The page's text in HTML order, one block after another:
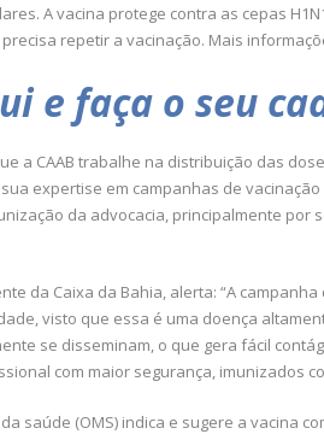
A vacina protege contra as cepas
repetir a vacinação. Mais
e faça o seu
a CAAB trabalhe na distribuição das
expertise em campanhas de
da advocacia, principalmente por
da Caixa da Bahia, alerta: “A
visto que essa é uma doença
se disseminam, o que gera fácil
com maior segurança, imunizados
saúde (OMS) indica e sugere a vacina